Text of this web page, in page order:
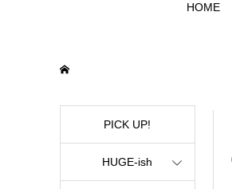
HOME
PICK UP!
HUGE-ish